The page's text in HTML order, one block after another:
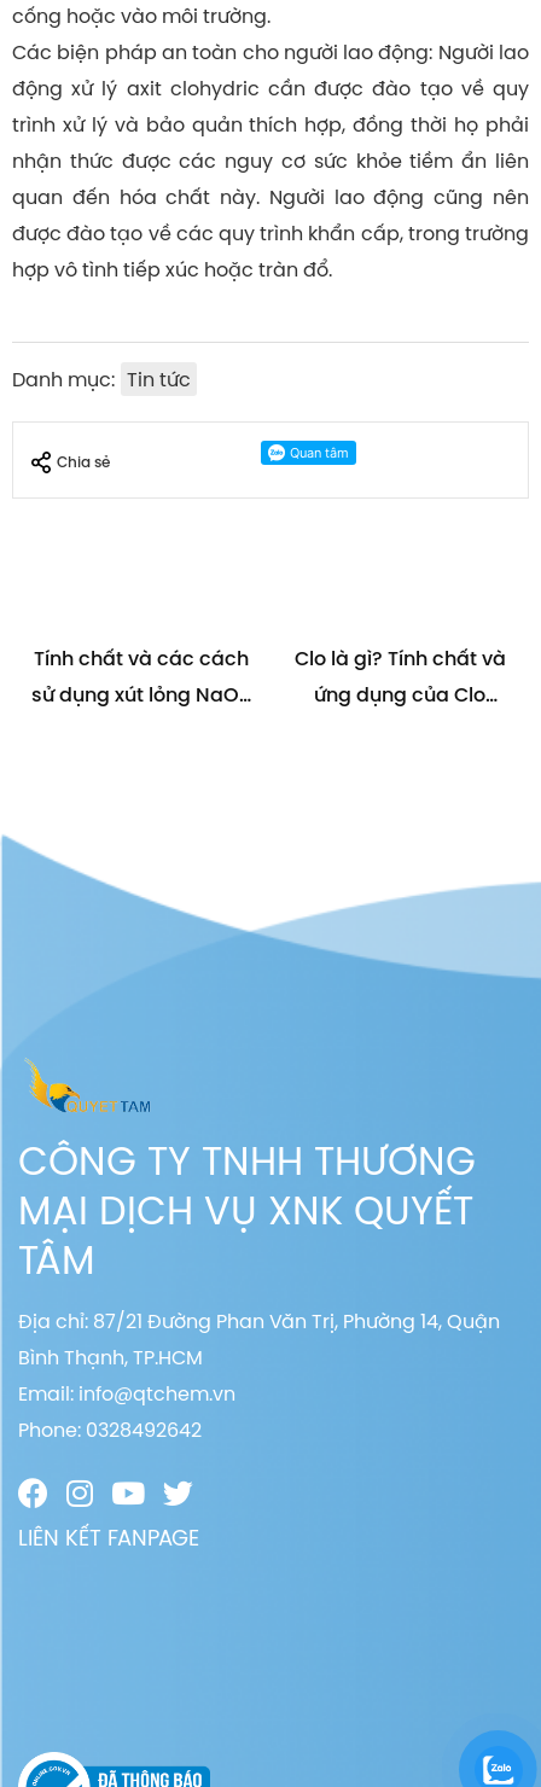
cống hoặc vào môi trường.
Các biện pháp an toàn cho người lao động: Người lao
động xử lý axit clohydric cần được đào tạo về quy
trình xử lý và bảo quản thích hợp, đồng thời họ phải
nhận thức được các nguy cơ sức khỏe tiềm ẩn liên
quan đến hóa chất này. Người lao động cũng nên
được đào tạo về các quy trình khẩn cấp, trong trường
hợp vô tình tiếp xúc hoặc tràn đổ.
Danh mục: Tin tức
Chia sẻ
Tính chất và các cách
sử dụng xút lỏng NaOH
Clo là gì? Tính chất và
ứng dụng của Clo
CÔNG TY TNHH THƯƠNG
MẠI DỊCH VỤ XNK QUYẾT
TÂM
Địa chỉ: 87/21 Đường Phan Văn Trị, Phường 14, Quận
Bình Thạnh, TP.HCM
Email: info@qtchem.vn
Phone: 0328492642
LIÊN KẾT FANPAGE